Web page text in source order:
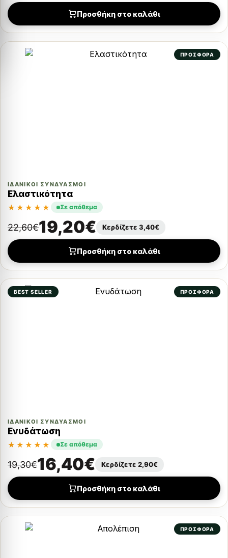
Προσθήκη στο καλάθι
ΠΡΟΣΦΟΡΑ
ΙΔΑΝΙΚΟΊ ΣΥΝΔΥΑΣΜΟΊ
Ελαστικότητα
★★★★★ Σε απόθεμα
22,60€19,20€ Κερδίζετε 3,40€
Προσθήκη στο καλάθι
BEST SELLER ΠΡΟΣΦΟΡΑ
ΙΔΑΝΙΚΟΊ ΣΥΝΔΥΑΣΜΟΊ
Ενυδάτωση
★★★★★ Σε απόθεμα
19,30€16,40€ Κερδίζετε 2,90€
Προσθήκη στο καλάθι
ΠΡΟΣΦΟΡΑ